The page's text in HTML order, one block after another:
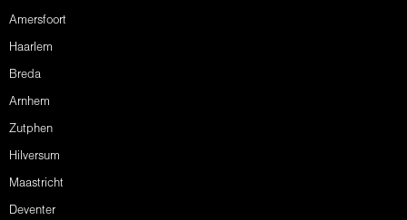
Amersfoort
Haarlem
Breda
Arnhem
Zutphen
Hilversum
Maastricht
Deventer